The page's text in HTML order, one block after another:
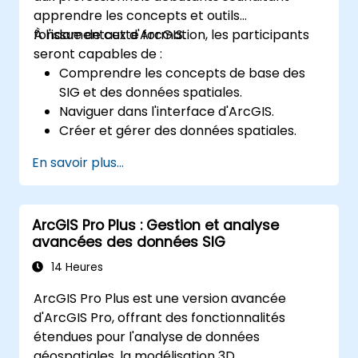
apprendre les concepts et outils
fondamentaux d'ArcGIS.
À l'issue de cette formation, les participants
seront capables de :
Comprendre les concepts de base des
SIG et des données spatiales.
Naviguer dans l'interface d'ArcGIS.
Créer et gérer des données spatiales.
Créer des cartes et des visualisations.
En savoir plus...
ArcGIS Pro Plus : Gestion et analyse
avancées des données SIG
14 Heures
ArcGIS Pro Plus est une version avancée
d'ArcGIS Pro, offrant des fonctionnalités
étendues pour l'analyse de données